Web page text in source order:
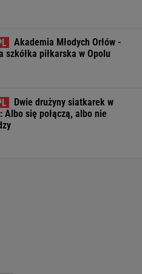
Akademia Młodych Orłów -
szkółka piłkarska w Opolu
Dwie drużyny siatkarek w
Albo się połączą, albo nie